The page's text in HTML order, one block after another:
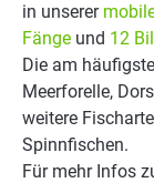
in unserer
Fänge und 12
Die am
Meerforelle,
weitere
Spinnfischen.
Für mehr Infos